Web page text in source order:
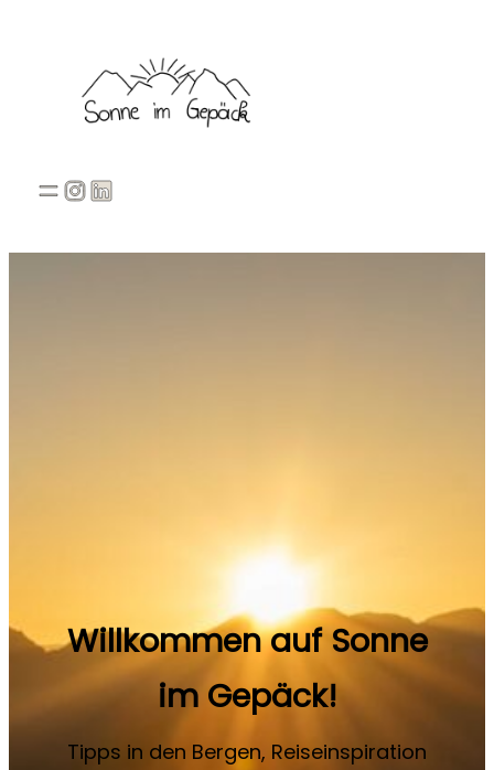
InstagramLinkedIn
Willkommen auf Sonne
im Gepäck!
Tipps in den Bergen, Reiseinspiration